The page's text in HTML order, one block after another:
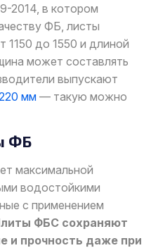
2014, в котором
ФБ, листы
1150 до 1550 и длиной
может составлять
выпускают
мм— такую можно
ФБ
максимальной
водостойкими
с применением
ФБС сохраняют
и прочность даже при